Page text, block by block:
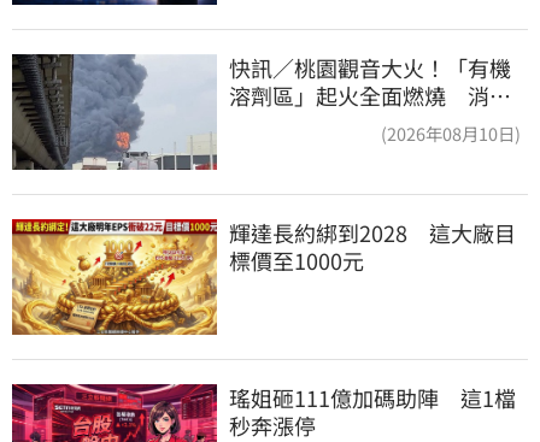
快訊／桃園觀音大火！「有機
溶劑區」起火全面燃燒 消
(2026年08月10日)
輝達長約綁到2028　這大廠目
標價至1000元
瑤姐砸111億加碼助陣　這1檔
秒奔漲停